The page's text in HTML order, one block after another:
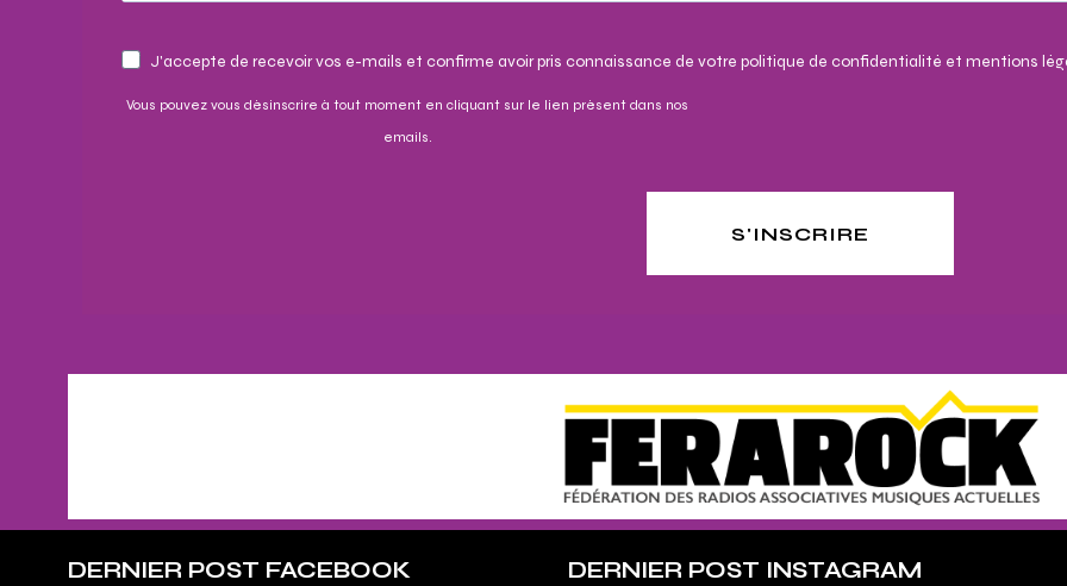
J'accepte de recevoir vos e-mails et confirme avoir pris connaissance de votre politique de confidentialité et mentions
Vous pouvez vous désinscrire à tout moment en cliquant sur le lien présent dans nos
emails.
S'INSCRIRE
DERNIER POST FACEBOOK DERNIER POST INSTAGRAM